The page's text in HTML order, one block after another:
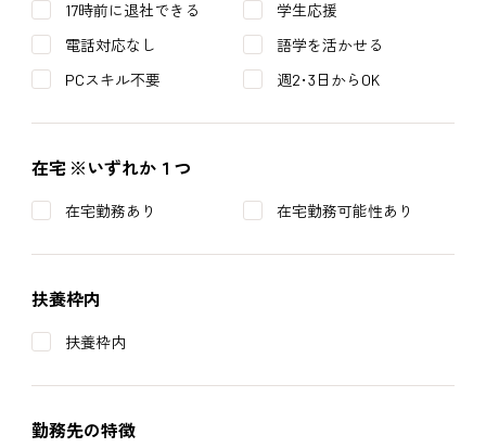
17時前に退社できる
学生応援
電話対応なし
語学を活かせる
PCスキル不要
週2･3日からOK
在宅 ※いずれか１つ
在宅勤務あり 在宅勤務可能性あり
扶養枠内
扶養枠内
勤務先の特徴